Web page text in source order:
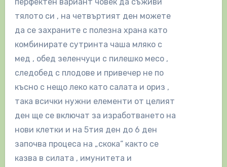
тялото си , на четвъртият ден можете
да се захраните с полезна храна като
комбинирате сутринта чаша мляко с
мед , обед зеленчуци с пилешко месо ,
следобед с плодове и привечер не по
късно с нещо леко като салата и ориз ,
така всички нужни елементи от целият
ден ще се включат за изработването на
нови клетки и на 5тия ден до 6 ден
започва процеса на „скока“ както се
казва в силата , имунитета и